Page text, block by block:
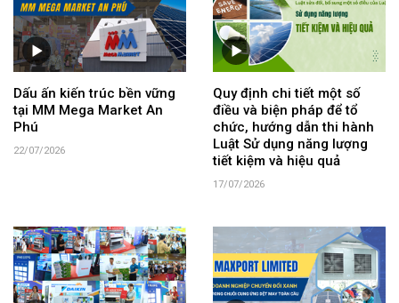
Dấu ấn kiến trúc bền vững
tại MM Mega Market An
Phú
22/07/2026
Quy định chi tiết một số
điều và biện pháp để tổ
chức, hướng dẫn thi hành
Luật Sử dụng năng lượng
tiết kiệm và hiệu quả
17/07/2026